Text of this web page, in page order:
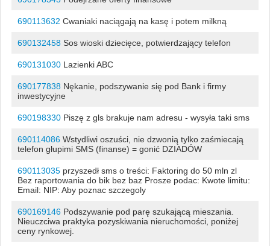
690113632 Cwaniaki naciągają na kasę i potem milkną
690132458Sos wioski dziecięce, potwierdzający telefon
690131030Lazienki ABC
690177838Nękanie, podszywanie się pod Bank i firmy
inwestycyjne
690198330Piszę z gls brakuje nam adresu - wysyła taki sms
690114086Wstydliwi oszuści, nie dzwonią tylko zaśmiecają
telefon głupimi SMS (finanse) = gonić DZIADÓW
690113035przyszedł sms o treści: Faktoring do 50 mln zl
Bez raportowania do bik bez baz Prosze podac: Kwote limitu:
Email: NIP: Aby poznac szczegoly
690169146Podszywanie pod parę szukającą mieszania.
Nieuczciwa praktyka pozyskiwania nieruchomości, poniżej
ceny rynkowej.